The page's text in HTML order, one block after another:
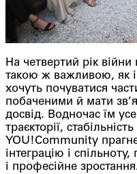
На четвертий рік війни
такою ж важливою, як і
хочуть почуватися
побаченими й мати
досвід. Водночас їм
траєкторії,
YOU!Community
інтеграцію і
і професійне